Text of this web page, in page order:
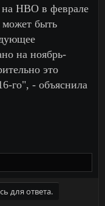
HBO в феврале
может быть
на ноябрь-
это
го", - объяснила
для ответа.